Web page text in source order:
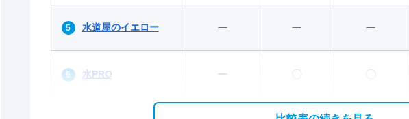
水道屋のイエロー ー ー ー
水PRO ー 〇 〇